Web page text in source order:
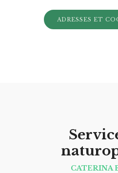
ADRESSES ET
CATERINA